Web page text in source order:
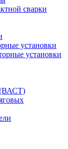
сварки
установки
установки
(ВАСТ)